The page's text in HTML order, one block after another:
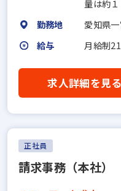
量は約
勤務地
愛知県
給与
月給制
求人詳細を見る
正社員
請求事務（本社）